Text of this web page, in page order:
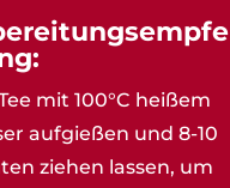
mit 100°C heißem
aufgießen und 8-10
ziehen lassen, um